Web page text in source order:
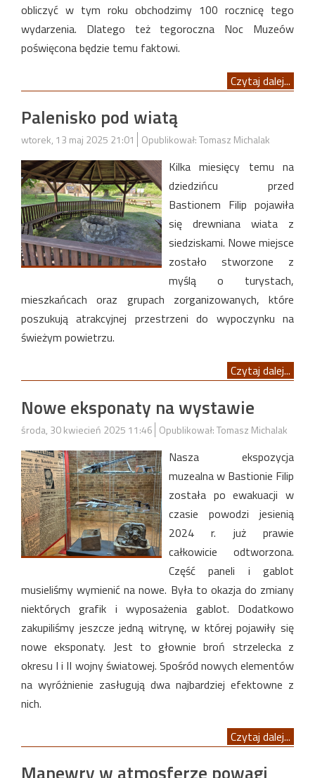
obliczyć w tym roku obchodzimy 100 rocznicę tego
wydarzenia. Dlatego też tegoroczna Noc Muzeów
poświęcona będzie temu faktowi.
Czytaj dalej...
Palenisko pod wiatą
wtorek, 13 maj 2025 21:01 Opublikował: Tomasz Michalak
Kilka miesięcy temu na
dziedzińcu przed
Bastionem Filip pojawiła
się drewniana wiata z
siedziskami. Nowe miejsce
zostało stworzone z
myślą o turystach,
mieszkańcach oraz grupach zorganizowanych, które
poszukują atrakcyjnej przestrzeni do wypoczynku na
świeżym powietrzu.
Czytaj dalej...
Nowe eksponaty na wystawie
środa, 30 kwiecień 2025 11:46 Opublikował: Tomasz Michalak
Nasza ekspozycja
muzealna w Bastionie Filip
została po ewakuacji w
czasie powodzi jesienią
2024 r. już prawie
całkowicie odtworzona.
Część paneli i gablot
musieliśmy wymienić na nowe. Była to okazja do zmiany
niektórych grafik i wyposażenia gablot. Dodatkowo
zakupiliśmy jeszcze jedną witrynę, w której pojawiły się
nowe eksponaty. Jest to głownie broń strzelecka z
okresu I i II wojny światowej. Spośród nowych elementów
na wyróżnienie zasługują dwa najbardziej efektowne z
nich.
Czytaj dalej...